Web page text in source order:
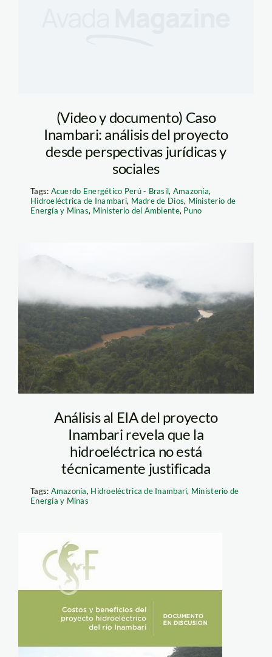
(Video y documento) Caso
Inambari: análisis del proyecto
desde perspectivas jurídicas y
sociales
Tags: Acuerdo Energético Perú - Brasil, Amazonía,
Hidroeléctrica de Inambari, Madre de Dios, Ministerio de
Energía y Minas, Ministerio del Ambiente, Puno
Análisis al EIA del proyecto
Inambari revela que la
hidroeléctrica no está
técnicamente justificada
Tags: Amazonía, Hidroeléctrica de Inambari, Ministerio de
Energía y Minas
Inambari